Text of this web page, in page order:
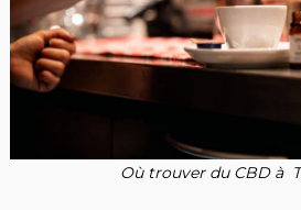
Où trouver du CBD à